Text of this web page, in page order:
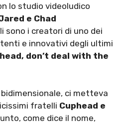
lo studio videoludico
e Chad
sono i creatori di uno dei
e innovativi degli ultimi
don’t deal with the
bidimensionale, ci metteva
fratelli Cuphead e
come dice il nome,